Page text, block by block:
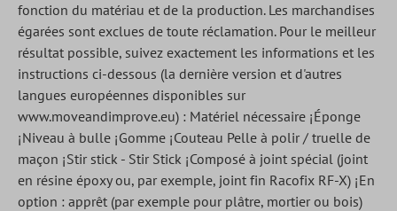
fonction du matériau et de la production. Les marchandises
égarées sont exclues de toute réclamation. Pour le meilleur
résultat possible, suivez exactement les informations et les
instructions ci-dessous (la dernière version et d'autres
langues européennes disponibles sur
www.moveandimprove.eu) : Matériel nécessaire ¡Éponge
¡Niveau à bulle ¡Gomme ¡Couteau Pelle à polir / truelle de
maçon ¡Stir stick - Stir Stick ¡Composé à joint spécial (joint
en résine époxy ou, par exemple, joint fin Racofix RF-X) ¡En
option : apprêt (par exemple pour plâtre, mortier ou bois)